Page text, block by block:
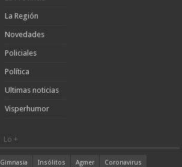
La Región
Novedades
Policiales
Política
Ultimas noticias
Visperhumor
Lo +
Gimnasia Insólitos Agmer
Coronavirus